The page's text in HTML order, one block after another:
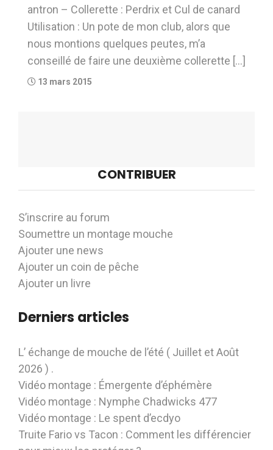
antron – Collerette : Perdrix et Cul de canard
Utilisation : Un pote de mon club, alors que
nous montions quelques peutes, m’a
conseillé de faire une deuxième collerette […]
13 mars 2015
CONTRIBUER
S’inscrire au forum
Soumettre un montage mouche
Ajouter une news
Ajouter un coin de pêche
Ajouter un livre
Derniers articles
L’ échange de mouche de l’été ( Juillet et Août
2026 ) .
Vidéo montage : Émergente d’éphémère
Vidéo montage : Nymphe Chadwicks 477
Vidéo montage : Le spent d’ecdyo
Truite Fario vs Tacon : Comment les différencier